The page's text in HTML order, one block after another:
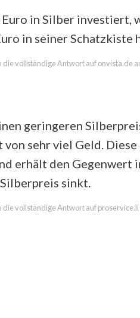
in Silber investiert,
in seiner Schatzkiste
die vollständige Antwort auf onvista.de
geringeren
sehr viel Geld.
erhält den Gegenwert
sinkt.
die vollständige Antwort auf proservice.li